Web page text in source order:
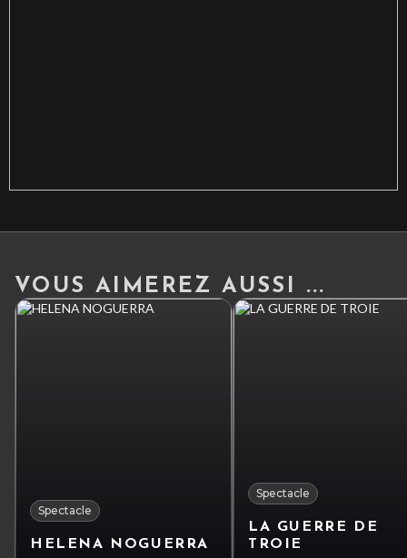
VOUS AIMEREZ AUSSI ...
Spectacle
HELENA NOGUERRA
Spectacle
LA GUERRE DE
TROIE